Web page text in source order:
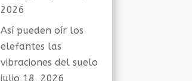
2026
Así pueden oír los
elefantes las
vibraciones del suelo
julio 18, 2026